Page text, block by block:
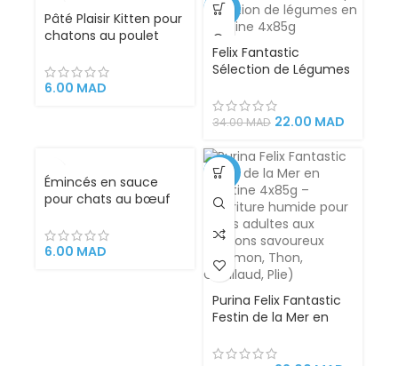
Pâté Plaisir Kitten pour
chatons au poulet
pour les chatons en
pleine croissance
6.00 MAD
-35%
Felix Fantastic
Sélection de Légumes
Chats – 4x85g |
Tendres Morceaux de
Aliment Complet
Riche en Nutriments
Essentiels
34.00MAD 22.00 MAD
Émincés en sauce
pour chats au bœuf
6.00 MAD
-35%
Purina Felix Fantastic
Festin de la Mer en
Nourriture humide